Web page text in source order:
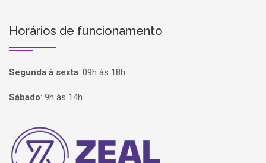
Horários de funcionamento
Segunda à sexta: 09h às 18h
Sábado: 9h às 14h
Página inicial